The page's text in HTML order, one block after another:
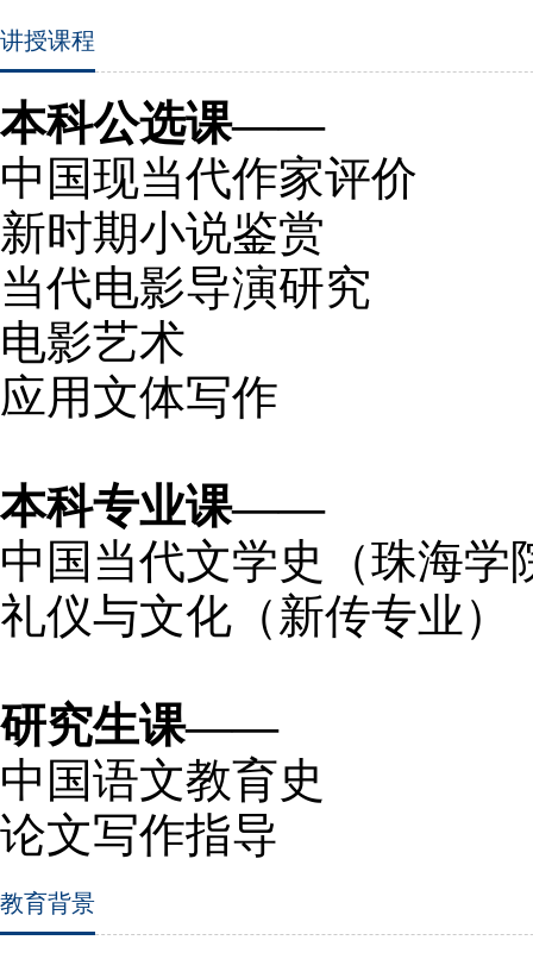
讲授课程
本科公选课——
中国现当代作家评价
新时期小说鉴赏
当代电影导演研究
电影艺术
应用文体写作
本科专业课——
中国当代文学史（珠海学
礼仪与文化（新传专业）
研究生课——
中国语文教育史
论文写作指导
教育背景